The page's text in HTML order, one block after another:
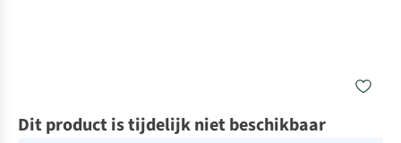
Dit product is tijdelijk niet beschikbaar